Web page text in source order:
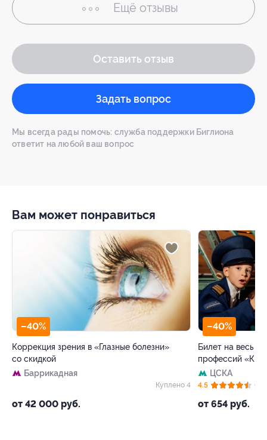
Ещё отзывы
Оставить отзыв
Задать вопрос
Мы всегда рады помочь: служба поддержки Биглиона
ответит на любой ваш вопрос
Вам может понравиться
–40%
Билет на весь день в детский Парк
профессий «Кидзания»
ЦСКА
от 654 руб.
Куплено 3 472
–50%
со скидкой
от 630